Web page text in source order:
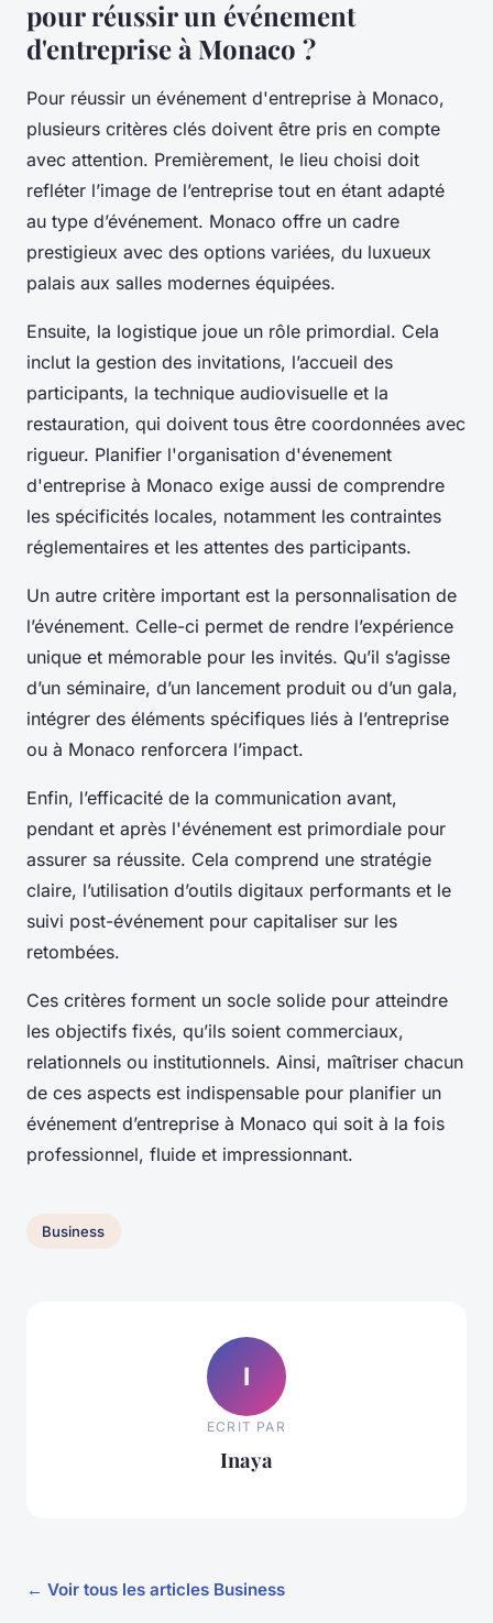
pour réussir un événement
d'entreprise à Monaco ?
Pour réussir un événement d'entreprise à Monaco,
plusieurs critères clés doivent être pris en compte
avec attention. Premièrement, le lieu choisi doit
refléter l’image de l’entreprise tout en étant adapté
au type d’événement. Monaco offre un cadre
prestigieux avec des options variées, du luxueux
palais aux salles modernes équipées.
Ensuite, la logistique joue un rôle primordial. Cela
inclut la gestion des invitations, l’accueil des
participants, la technique audiovisuelle et la
restauration, qui doivent tous être coordonnées avec
rigueur. Planifier l'organisation d'évenement
d'entreprise à Monaco exige aussi de comprendre
les spécificités locales, notamment les contraintes
réglementaires et les attentes des participants.
Un autre critère important est la personnalisation de
l’événement. Celle-ci permet de rendre l’expérience
unique et mémorable pour les invités. Qu’il s’agisse
d’un séminaire, d’un lancement produit ou d’un gala,
intégrer des éléments spécifiques liés à l’entreprise
ou à Monaco renforcera l’impact.
Enfin, l’efficacité de la communication avant,
pendant et après l'événement est primordiale pour
assurer sa réussite. Cela comprend une stratégie
claire, l’utilisation d’outils digitaux performants et le
suivi post-événement pour capitaliser sur les
retombées.
Ces critères forment un socle solide pour atteindre
les objectifs fixés, qu’ils soient commerciaux,
relationnels ou institutionnels. Ainsi, maîtriser chacun
de ces aspects est indispensable pour planifier un
événement d’entreprise à Monaco qui soit à la fois
professionnel, fluide et impressionnant.
Business
I
ECRIT PAR
Inaya
← Voir tous les articles Business